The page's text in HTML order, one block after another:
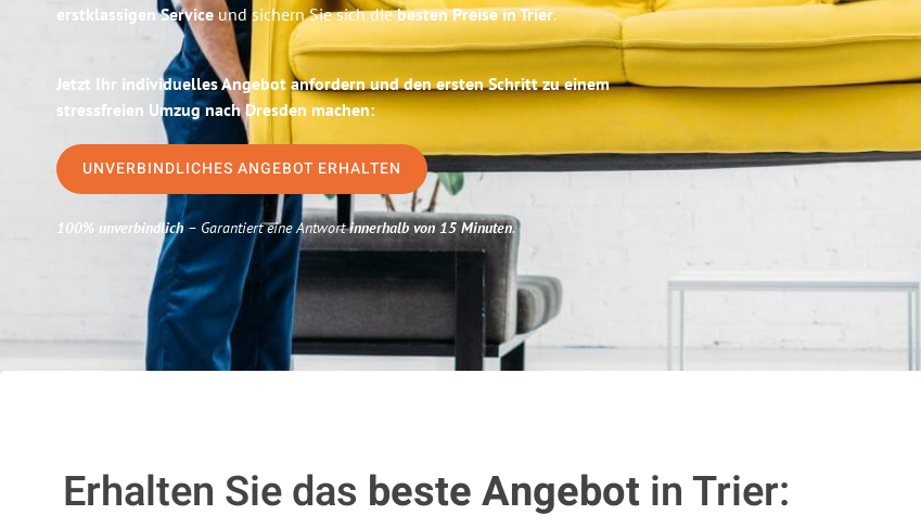
erstklassigen Service und sichern Sie sich diebesten Preise in Trier.
Jetzt Ihr individuelles Angebot anfordern und den ersten Schritt zu einem
stressfreien Umzug nach Dresden machen:
UNVERBINDLICHES ANGEBOT ERHALTEN
100% unverbindlich– Garantiert eine Antwortinnerhalb von 15 Minuten.
Erhalten Sie das beste Angebotin Trier: